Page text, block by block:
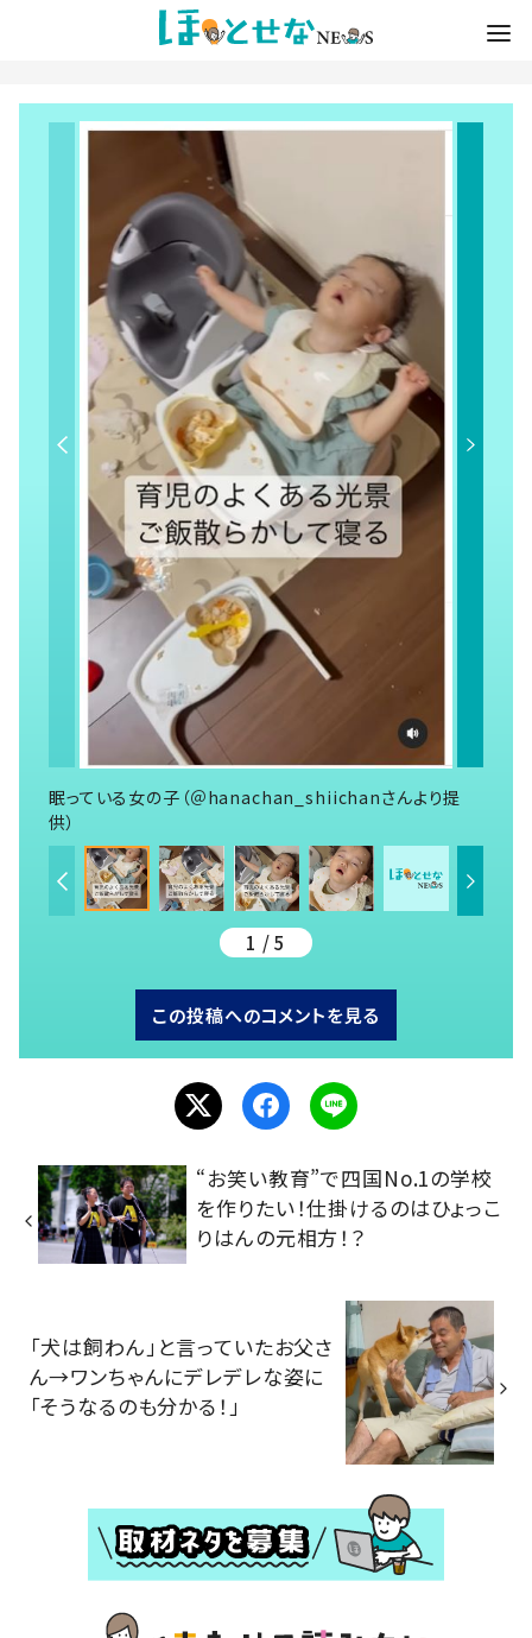
眠っている女の子（＠hanachan_shiichanさんより提
供）
1 / 5
この投稿へのコメントを見る
“お笑い教育”で四国No.1の学校
を作りたい！仕掛けるのはひょっこ
りはんの元相方！？
「犬は飼わん」と言っていたお父さ
ん→ワンちゃんにデレデレな姿に
「そうなるのも分かる！」